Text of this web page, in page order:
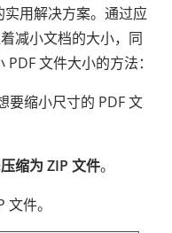
用解决方案。通过应
减小文档的大小，同
文件大小的方法：
要缩小尺寸的 PDF 文
压缩为 ZIP 文件。
件。